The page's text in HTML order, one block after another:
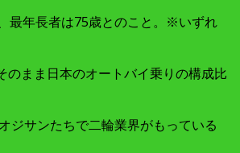
最年長者は75歳とのこと。※いずれ
のまま日本のオートバイ乗りの構成比
ジサンたちで二輪業界がもっている